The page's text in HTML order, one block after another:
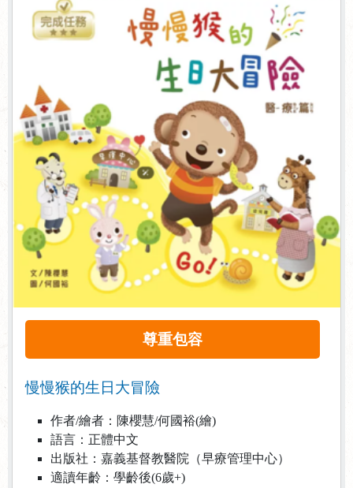
尊重包容
慢慢猴的生日大冒險
作者/繪者：陳櫻慧/何國裕(繪)
語言：正體中文
出版社：嘉義基督教醫院（早療管理中心）
適讀年齡：學齡後(6歲+)